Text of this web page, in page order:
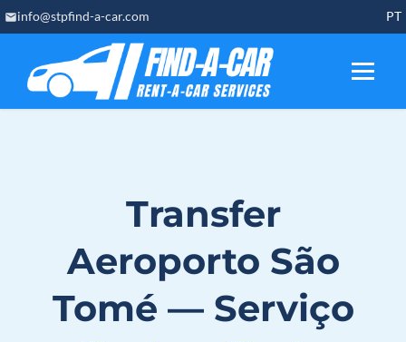
Skip
to
content
info@stpfind-a-car.com PT
Transfer
Aeroporto São
Tomé — Serviço